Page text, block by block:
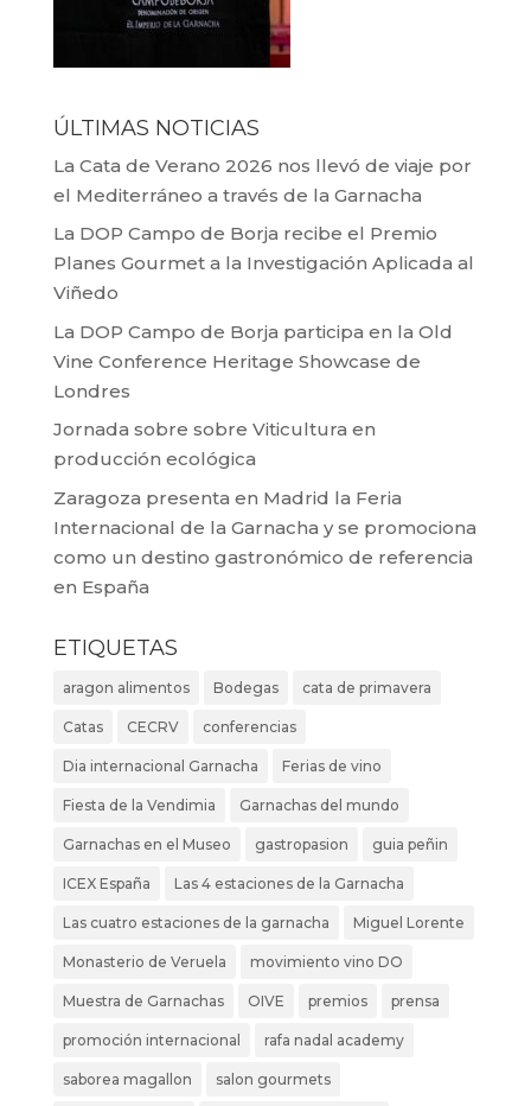
ÚLTIMAS NOTICIAS
La Cata de Verano 2026 nos llevó de viaje por
el Mediterráneo a través de la Garnacha
La DOP Campo de Borja recibe el Premio
Planes Gourmet a la Investigación Aplicada al
Viñedo
La DOP Campo de Borja participa en la Old
Vine Conference Heritage Showcase de
Londres
Jornada sobre sobre Viticultura en
producción ecológica
Zaragoza presenta en Madrid la Feria
Internacional de la Garnacha y se promociona
como un destino gastronómico de referencia
en España
ETIQUETAS
aragon alimentos Bodegas cata de primavera
Catas CECRV conferencias
Dia internacional Garnacha Ferias de vino
Fiesta de la Vendimia Garnachas del mundo
Garnachas en el Museo gastropasion guia peñin
ICEX España Las 4 estaciones de la Garnacha
Las cuatro estaciones de la garnacha Miguel Lorente
Monasterio de Veruela movimiento vino DO
Muestra de Garnachas OIVE premios prensa
promoción internacional rafa nadal academy
saborea magallon salon gourmets